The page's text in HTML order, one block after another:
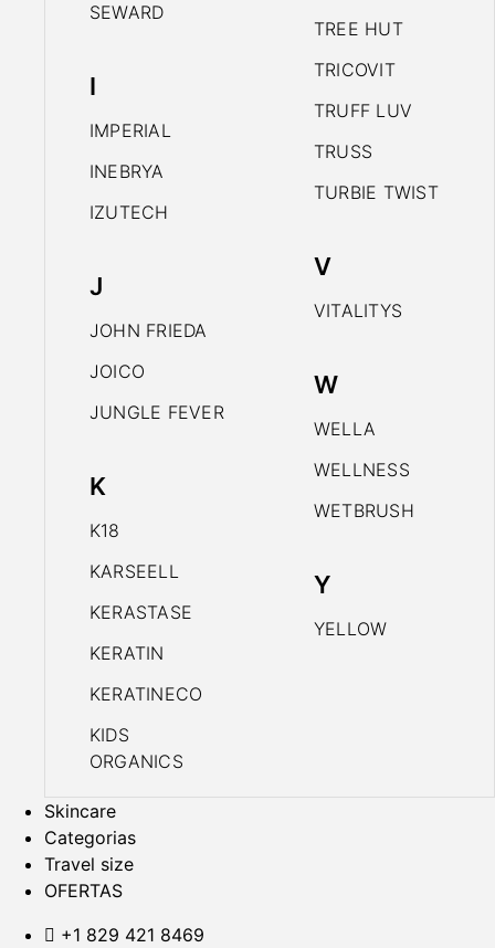
SEWARD
I
IMPERIAL
INEBRYA
IZUTECH
J
JOHN FRIEDA
JOICO
JUNGLE FEVER
K
K18
KARSEELL
KERASTASE
KERATIN
KERATINECO
KIDS
ORGANICS
TREE HUT
TRICOVIT
TRUFF LUV
TRUSS
TURBIE TWIST
V
VITALITYS
W
WELLA
WELLNESS
WETBRUSH
Y
YELLOW
Skincare
Categorias
Travel size
OFERTAS
+1 829 421 8469